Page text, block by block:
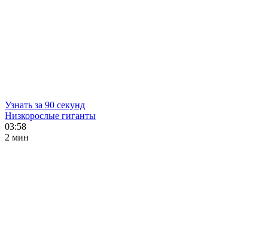
Узнать за 90 секунд
Низкорослые гиганты
03:58
2 мин